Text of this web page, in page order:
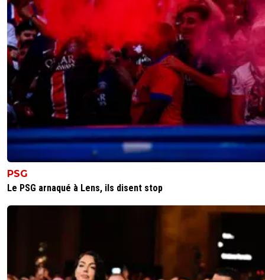
A te lire, tu as déjà jugé qui a fait quoi et désigné
monde coupable alors que tu ne connais pas un
de l'histoire.
Répondre
vermeer 20 juillet 2025 à 14:32 +180
Et pas un mot sur les plaintes visant Textor ^^
0+ Répondre
PSG
Le PSG arnaqué à Lens, ils disent stop